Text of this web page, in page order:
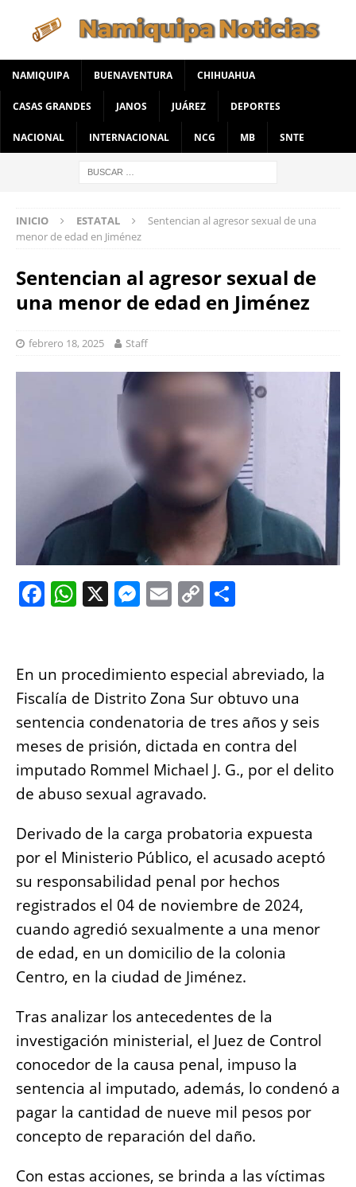
NAMIQUIPA BUENAVENTURA CHIHUAHUA
CASAS GRANDES JANOS JUÁREZ DEPORTES
NACIONAL INTERNACIONAL NCG MB SNTE
INICIO ESTATAL
Sentencian al agresor sexual de una
menor de edad en Jiménez
Sentencian al agresor sexual de
una menor de edad en Jiménez
febrero 18, 2025 Staff
F
e
b
o
o
k
W
s
A
p
p
X M
e
n
g
er
E
l
C
y
Li
n
k
re
En un procedimiento especial abreviado, la
Fiscalía de Distrito Zona Sur obtuvo una
sentencia condenatoria de tres años y seis
meses de prisión, dictada en contra del
imputado Rommel Michael J. G., por el delito
de abuso sexual agravado.
Derivado de la carga probatoria expuesta
por el Ministerio Público, el acusado aceptó
su responsabilidad penal por hechos
registrados el 04 de noviembre de 2024,
cuando agredió sexualmente a una menor
de edad, en un domicilio de la colonia
Centro, en la ciudad de Jiménez.
Tras analizar los antecedentes de la
investigación ministerial, el Juez de Control
conocedor de la causa penal, impuso la
sentencia al imputado, además, lo condenó a
pagar la cantidad de nueve mil pesos por
concepto de reparación del daño.
Con estas acciones, se brinda a las víctimas